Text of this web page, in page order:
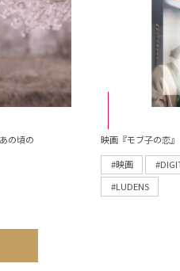
の頃の
映画『モブ子の恋』
#映画
#LUDENS